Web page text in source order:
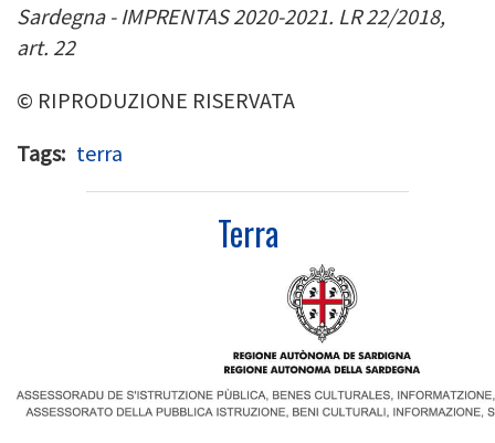
Sardegna - IMPRENTAS 2020-2021. LR 22/2018,
art. 22
© RIPRODUZIONE RISERVATA
Tags terra
Terra